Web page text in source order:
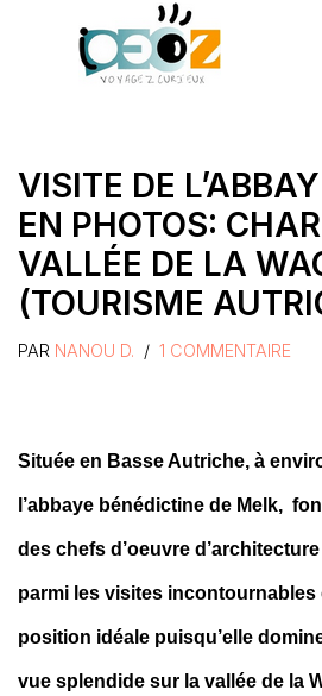
VISITE DE
EN PHOTOS:
VALLÉE DE LA
(TOURISME
PAR NANOU D. 1 COMMENTAIRE
Située en Basse Autriche, à
l’abbaye bénédictine de Melk,
des chefs d’oeuvre
parmi les visites incontournables
position idéale puisqu’elle
vue splendide sur la vallée de la